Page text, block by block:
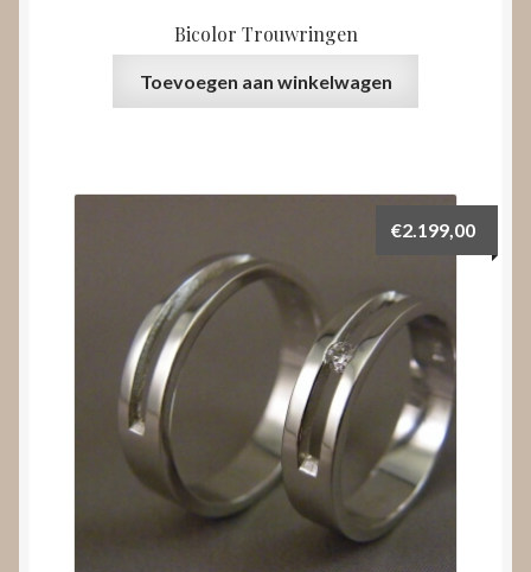
Bicolor Trouwringen
Toevoegen aan winkelwagen
€2.199,00